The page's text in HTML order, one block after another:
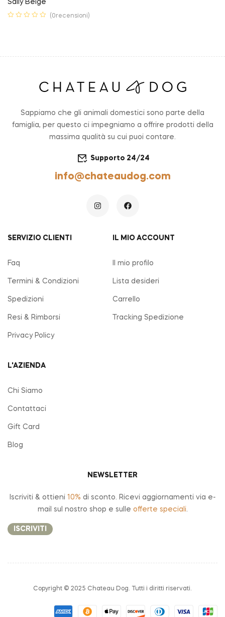
Sally Beige
(0recensioni)
Sappiamo che gli animali domestici sono parte della
famiglia, per questo ci impegniamo a offrire prodotti della
massima qualità su cui puoi contare.
Supporto 24/24
info@chateaudog.com
SERVIZIO CLIENTI
Faq
Termini & Condizioni
Spedizioni
Resi & Rimborsi
Privacy Policy
IL MIO ACCOUNT
Il mio profilo
Lista desideri
Carrello
Tracking Spedizione
L'AZIENDA
Chi Siamo
Contattaci
Gift Card
Blog
NEWSLETTER
Iscriviti & ottieni 10% di sconto. Ricevi aggiornamenti via e-
mail sul nostro shop e sulle offerte speciali.
ISCRIVITI
Copyright © 2025 Chateau Dog. Tutti i diritti riservati.